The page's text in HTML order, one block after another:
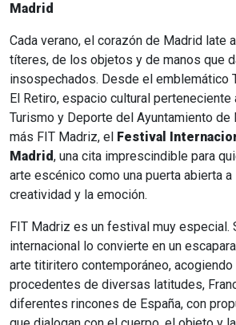
Madrid
Cada verano, el corazón de Madrid late
títeres, de los objetos y de manos que
insospechados. Desde el emblemático
El Retiro, espacio cultural perteneciente
Turismo y Deporte del Ayuntamiento de
más FIT Madriz, el Festival
Madrid, una cita imprescindible para
arte escénico como una puerta abierta a
creatividad y la emoción.
FIT Madriz es un festival muy especial.
internacional lo convierte en un
arte titiritero contemporáneo, acogiendo
procedentes de diversas latitudes,
diferentes rincones de España, con